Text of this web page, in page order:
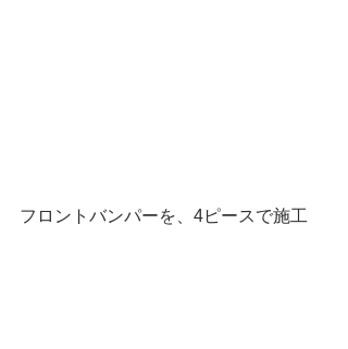
フロントバンパーを、4ピースで施工